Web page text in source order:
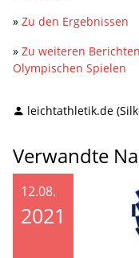
» Zu den Ergebnissen
» Zu weiteren
Olympischen Spielen
leichtathletik.de
Verwandte
12.08.
2021